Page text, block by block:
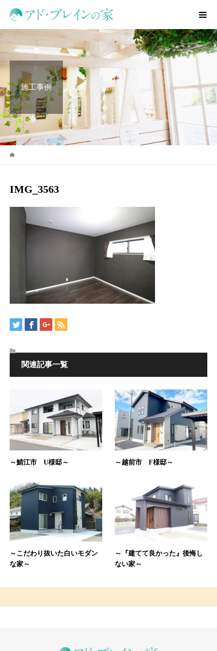
施工事例
IMG_3563
関連記事一覧
～鯖江市 U様邸～ ～越前市 F様邸～
～こだわり抜いた白いモダン
な家～
～『建てて良かった』後悔し
ない家～